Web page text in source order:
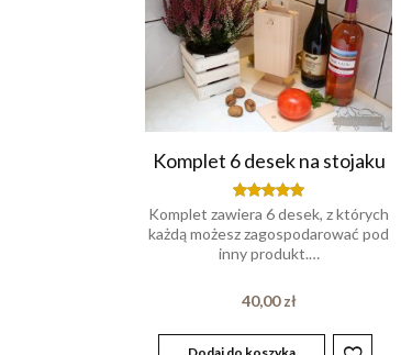
Komplet 6 desek na stojaku
Oceniony
5.00
na 5.
Komplet zawiera 6 desek, z których
każdą możesz zagospodarować pod
inny produkt.…
40,00zł